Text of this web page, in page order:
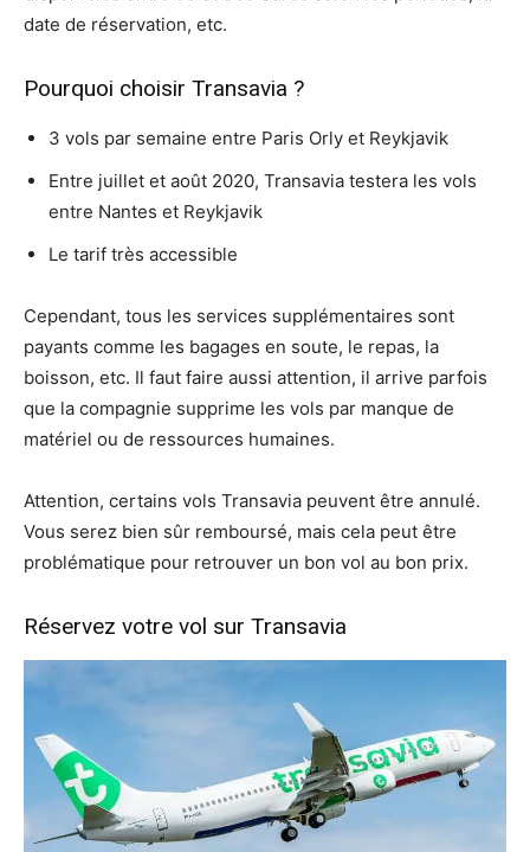
date de réservation, etc.
Pourquoi choisir Transavia ?
3 vols par semaine entre Paris Orly et Reykjavik
Entre juillet et août 2020, Transavia testera les vols
entre Nantes et Reykjavik
Le tarif très accessible
Cependant, tous les services supplémentaires sont
payants comme les bagages en soute, le repas, la
boisson, etc. Il faut faire aussi attention, il arrive parfois
que la compagnie supprime les vols par manque de
matériel ou de ressources humaines.
Attention, certains vols Transavia peuvent être annulé.
Vous serez bien sûr remboursé, mais cela peut être
problématique pour retrouver un bon vol au bon prix.
Réservez votre vol sur Transavia